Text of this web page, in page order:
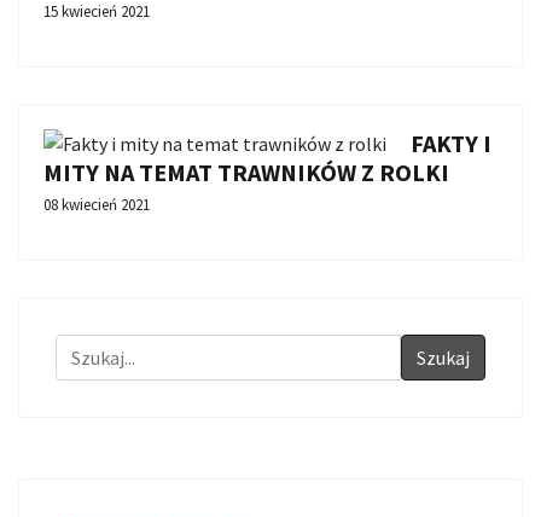
15 kwiecień 2021
FAKTY I
MITY NA TEMAT TRAWNIKÓW Z ROLKI
08 kwiecień 2021
Szukaj